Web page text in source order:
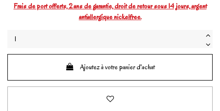
Frais de port offerts, 2 ans de garantie, droit de retour sous 14 jours, argent
antiallergique nickelfree.
Ajoutez à votre panier d'achat